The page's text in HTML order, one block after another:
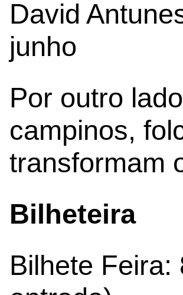
David
junho
Por outro
campinos,
transformam
Bilheteira
Bilhete Feira: